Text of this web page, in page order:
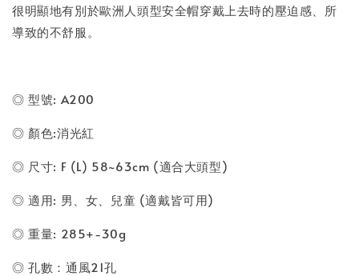
很明顯地有別於歐洲人頭型安全帽穿戴上去時的壓迫感、所
導致的不舒服。
◎ 型號: A200
◎ 顏色:消光紅
◎ 尺寸: F (L) 58~63cm (適合大頭型)
◎ 適用: 男、女、兒童 (適戴皆可用)
◎ 重量: 285+-30g
◎ 孔數：通風21孔